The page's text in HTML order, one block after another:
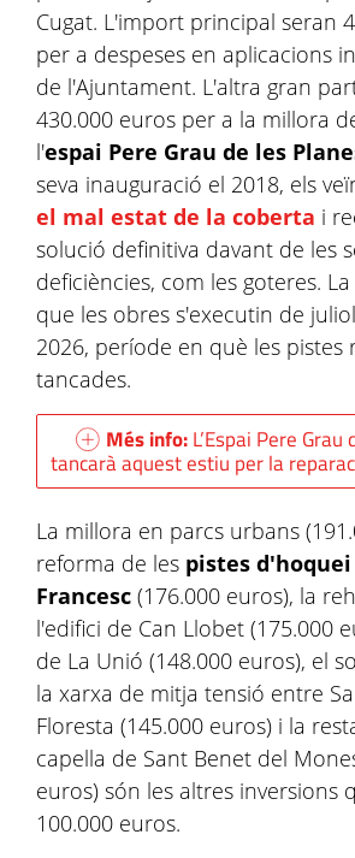
Cugat. L'import principal seran
per a despeses en aplicacions
de l'Ajuntament. L'altra gran
430.000 euros per a la millora
l'espai Pere Grau de les
seva inauguració el 2018, els
el mal estat de la coberta i
solució definitiva davant de les
deficiències, com les goteres.
que les obres s'executin de
2026, període en què les pistes
tancades.
Més info:L’Espai Pere
tancarà aquest estiu per la
La millora en parcs urbans
reforma de les pistes
Francesc (176.000 euros), la
l'edifici de Can Llobet (175.000
de La Unió (148.000 euros), el
la xarxa de mitja tensió entre
Floresta (145.000 euros) i la
capella de Sant Benet del
euros) són les altres inversions
100.000 euros.